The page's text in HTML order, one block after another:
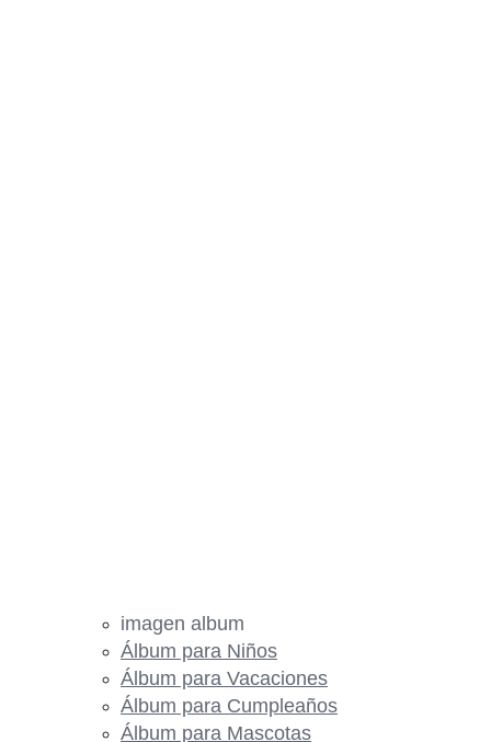
imagen album
Álbum para Niños
Álbum para Vacaciones
Álbum para Cumpleaños
Álbum para Mascotas